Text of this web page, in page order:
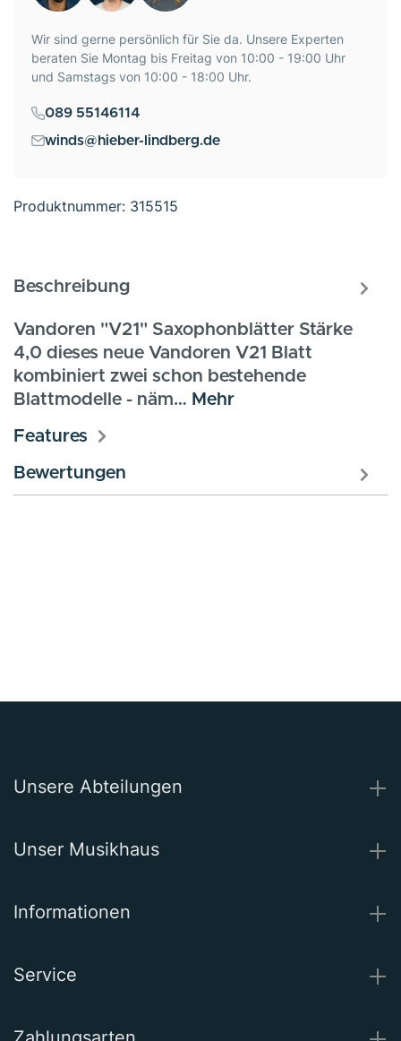
Produktnummer: 315515
Wir sind gerne persönlich für Sie da. Unsere Experten
beraten Sie Montag bis Freitag von 10:00 - 19:00 Uhr
und Samstags von 10:00 - 18:00 Uhr.
089 55146114
winds@hieber-lindberg.de
Beschreibung
Vandoren "V21" Saxophonblätter Stärke
4,0 dieses neue Vandoren V21 Blatt
kombiniert zwei schon bestehende
Blattmodelle - näm… Mehr
Features
Bewertungen
Unsere Abteilungen
Unser Musikhaus
Informationen
Service